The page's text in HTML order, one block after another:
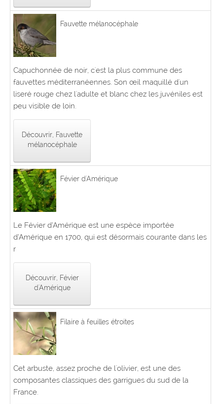
Fauvette mélanocéphale
Capuchonnée de noir, c'est la plus commune des
fauvettes méditerranéennes. Son œil maquillé d'un
liseré rouge chez l'adulte et blanc chez les juvéniles est
peu visible de loin.
Découvrir, Fauvette
mélanocéphale
Févier d'Amérique
Le Févier d’Amérique est une espèce importée
d’Amérique en 1700, qui est désormais courante dans les
r
Découvrir, Févier
d'Amérique
Filaire à feuilles étroites
Cet arbuste, assez proche de l'olivier, est une des
composantes classiques des garrigues du sud de la
France.